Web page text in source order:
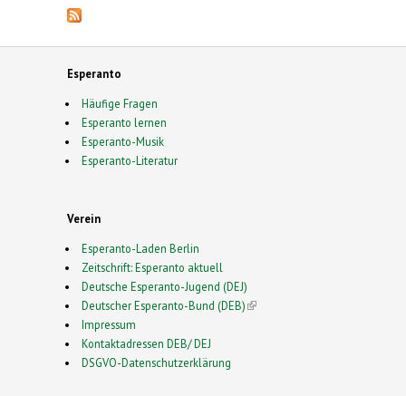
Esperanto
Häufige Fragen
Esperanto lernen
Esperanto-Musik
Esperanto-Literatur
Verein
Esperanto-Laden Berlin
Zeitschrift: Esperanto aktuell
Deutsche Esperanto-Jugend (DEJ)
Deutscher Esperanto-Bund (DEB)(link is external)
Impressum
Kontaktadressen DEB/ DEJ
DSGVO-Datenschutzerklärung